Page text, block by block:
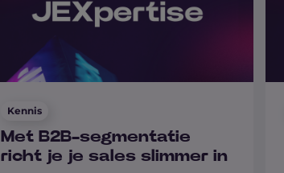
Kennis
Met B2B-segmentatie
richt je je sales slimmer in